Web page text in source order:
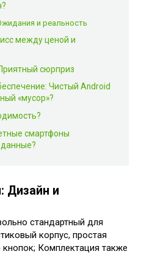
и реальность
между ценой и
сюрприз
Чистый Android
«мусор»?
смартфоны
Дизайн и
стандартный для
корпус, простая
Комплектация также